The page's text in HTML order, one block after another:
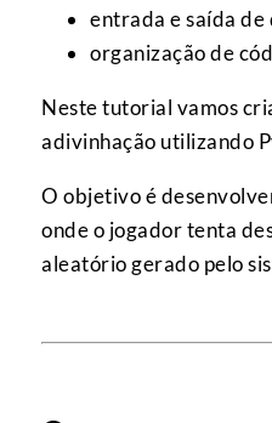
entrada e saída de
organização de
Neste tutorial vamos
adivinhação utilizando
O objetivo é
onde o jogador tenta
aleatório gerado pelo